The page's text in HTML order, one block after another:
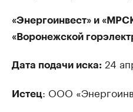
«Энергоинвест» и
«Воронежской
Дата подачи иска: 24
Истец: ООО